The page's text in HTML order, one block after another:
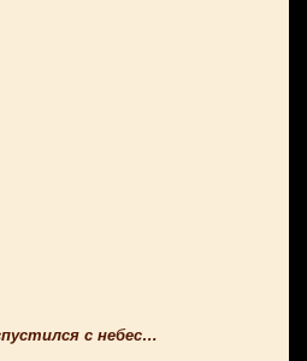
с небес…